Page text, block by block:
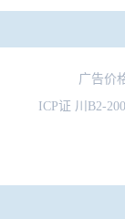
广告价
ICP证 川B2-